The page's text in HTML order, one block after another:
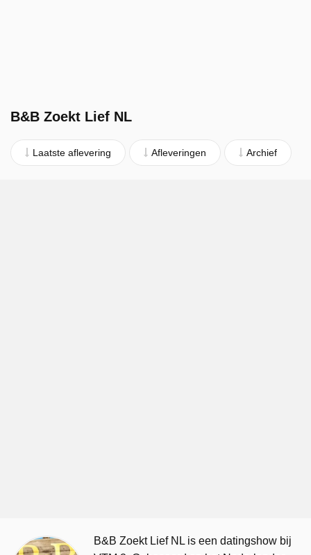
B&B Zoekt Lief NL
Laatste aflevering Afleveringen Archief
B&B Zoekt Lief NL is een datingshow bij